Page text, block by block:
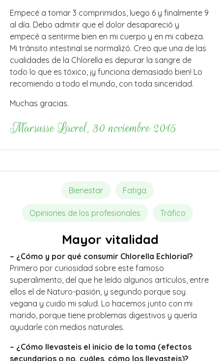
Empecé a tomar 3 comprimidos, luego 6 y finalmente 9
al día. Debo admitir que el dolor desapareció y
empecé a sentirme bien en mi cuerpo y en mi cabeza.
Mi tránsito intestinal se normalizó. Creo que una de las
cualidades de la Chlorella es depurar la sangre de
todo lo que es tóxico, ¡y funciona demasiado bien! Lo
recomiendo a todo el mundo, con toda sinceridad.
Muchas gracias.
Marsusse Lavrel, 30 noviembre 2015
Bienestar Fatiga
Opiniones de los profesionales Tráfico
Mayor vitalidad
– ¿Cómo y por qué consumir Chlorella Echlorial?
Primero por curiosidad sobre este famoso
superalimento, del que he leído algunos artículos, entre
ellos el de Naturo-pasión, y segundo porque soy
vegana y cuido mi salud. Lo hacemos junto con mi
marido, porque tiene problemas digestivos y quería
ayudarle con medios naturales.
– ¿Cómo llevasteis el inicio de la toma (efectos
secundarios o no, cuáles, cómo los llevasteis)?